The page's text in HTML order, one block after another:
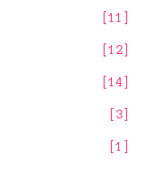
11
12
14
3
1